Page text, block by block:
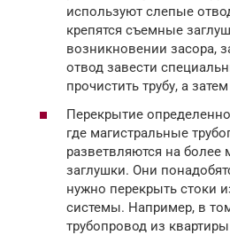
используют слепые
крепятся съемные
возникновении засора,
отвод завести
прочистить трубу, а
Перекрытие
где магистральные
разветвляются на
заглушки. Они
нужно перекрыть стоки
системы. Например, в
трубопровод из